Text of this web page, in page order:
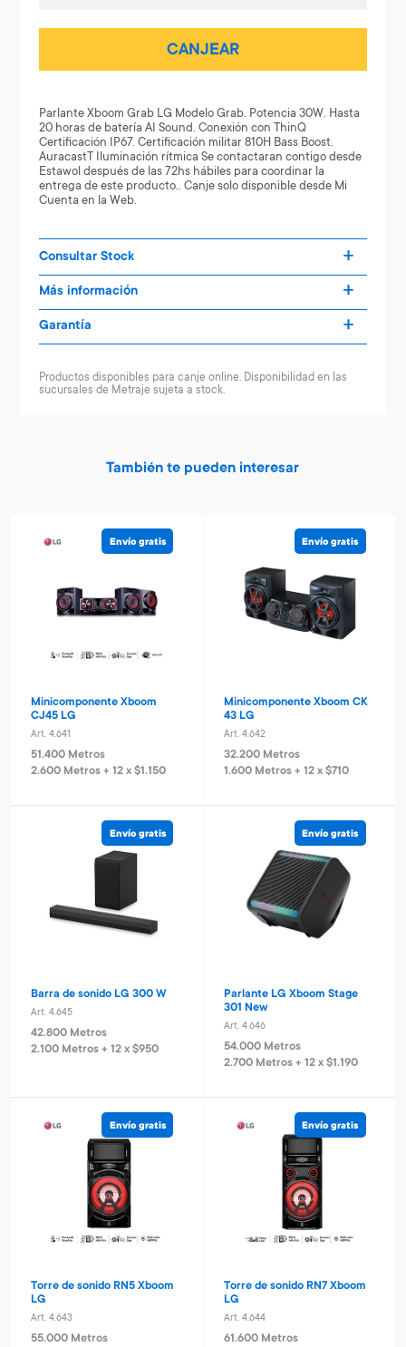
CANJEAR
Parlante Xboom Grab LG Modelo Grab. Potencia 30W. Hasta
20 horas de batería AI Sound. Conexión con ThinQ
Certificación IP67. Certificación militar 810H Bass Boost.
AuracastT Iluminación rítmica Se contactaran contigo desde
Estawol después de las 72hs hábiles para coordinar la
entrega de este producto.. Canje solo disponible desde Mi
Cuenta en la Web.
Consultar Stock
Más información
Garantía
Productos disponibles para canje online. Disponibilidad en las
sucursales de Metraje sujeta a stock.
También te pueden interesar
Envío gratis
Minicomponente Xboom
CJ45 LG
Art. 4.641
51.400 Metros
2.600 Metros + 12 x $1.150
Envío gratis
Minicomponente Xboom CK
43 LG
Art. 4.642
32.200 Metros
1.600 Metros + 12 x $710
Envío gratis
Barra de sonido LG 300 W
Art. 4.645
42.800 Metros
2.100 Metros + 12 x $950
Envío gratis
Parlante LG Xboom Stage
301 New
Art. 4.646
54.000 Metros
2.700 Metros + 12 x $1.190
Envío gratis
Torre de sonido RN5 Xboom
LG
Art. 4.643
55.000 Metros
Envío gratis
Torre de sonido RN7 Xboom
LG
Art. 4.644
61.600 Metros